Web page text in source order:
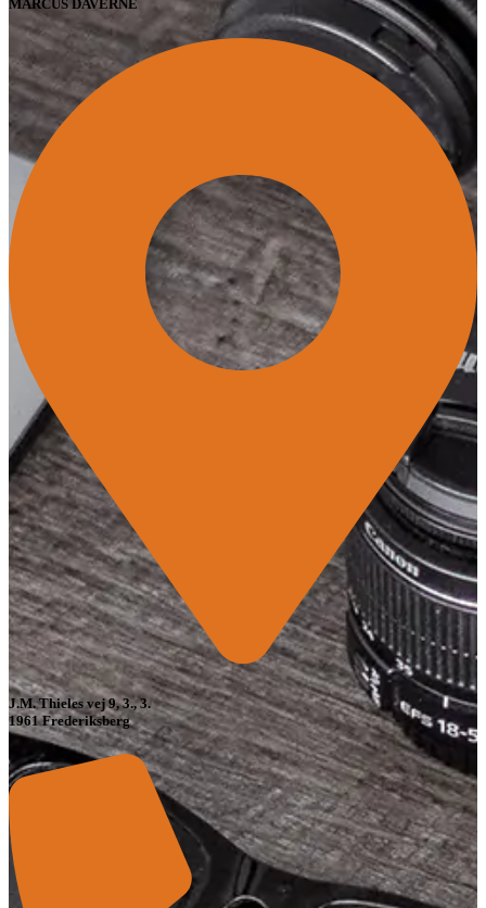
MARCUS DAVERNE
J.M. Thieles vej 9, 3., 3.
1961 Frederiksberg